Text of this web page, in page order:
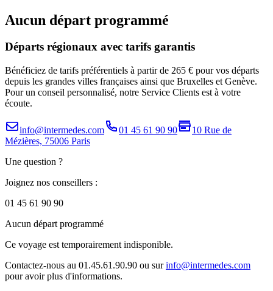
Aucun départ programmé
Départs régionaux avec tarifs garantis
Bénéficiez de tarifs préférentiels à partir de 265 € pour vos départs
depuis les grandes villes françaises ainsi que Bruxelles et Genève.
Pour un conseil personnalisé, notre Service Clients est à votre
écoute.
info@intermedes.com 01 45 61 90 90
10 Rue de
Mézières, 75006 Paris
Une question ?
Joignez nos conseillers :
01 45 61 90 90
Aucun départ programmé
Ce voyage est temporairement indisponible.
Contactez-nous au 01.45.61.90.90 ou surinfo@intermedes.com
pour avoir plus d'informations.